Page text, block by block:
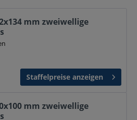
mm zweiwellige
Staffelpreise anzeigen
mm zweiwellige